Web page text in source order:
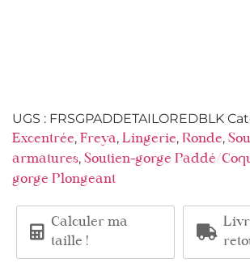
UGS : FRSGPADDETAILOREDBLK
Excentrée, Freya, Lingerie, Ronde,
armatures, Soutien-gorge Paddé/
gorge Plongeant
Calculer ma
taille !